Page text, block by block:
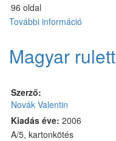
96 oldal
További információ
világjárók
Magyar rulett
Szerző:
Novák Valentin
Kiadás éve: 2006
A/5, kartonkötés